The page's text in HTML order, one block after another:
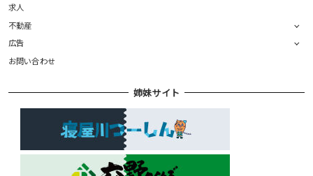
求人
不動産
広告
お問い合わせ
姉妹サイト